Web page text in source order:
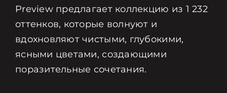
Preview предлагает коллекцию из 1 232
оттенков, которые волнуют и
вдохновляют чистыми, глубокими,
ясными цветами, создающими
поразительные сочетания.